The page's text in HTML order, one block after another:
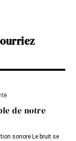
de notre
sonore Le bruit se